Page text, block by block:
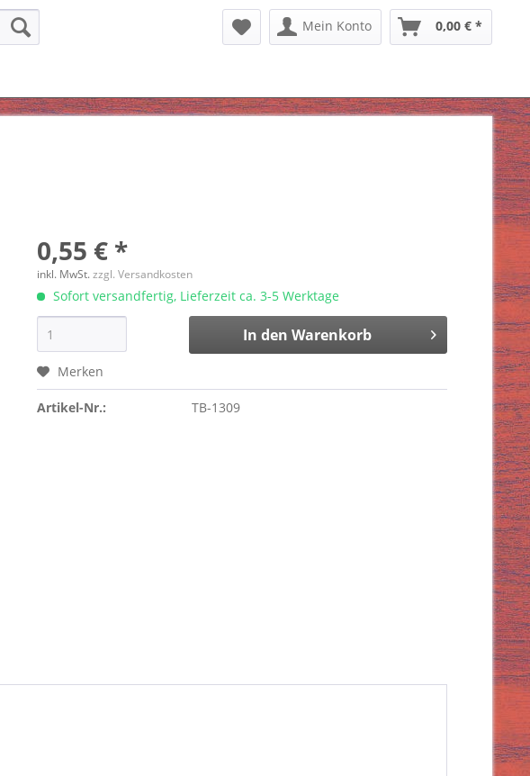
Mein Konto 0,00 € *
0,55 € *
inkl. MwSt.zzgl. Versandkosten
Sofort versandfertig, Lieferzeit ca. 3-5 Werktage
In den Warenkorb
Merken
Artikel-Nr.: TB-1309